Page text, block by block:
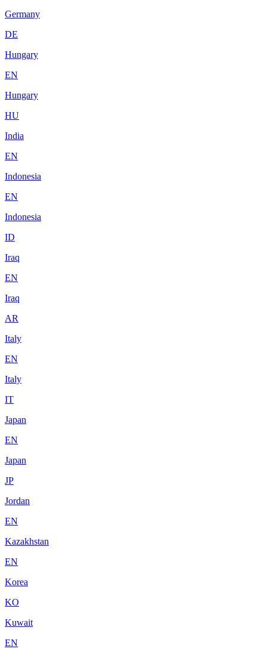
Germany
DE
Hungary
EN
Hungary
HU
India
EN
Indonesia
EN
Indonesia
ID
Iraq
EN
Iraq
AR
Italy
EN
Italy
IT
Japan
EN
Japan
JP
Jordan
EN
Kazakhstan
EN
Korea
KO
Kuwait
EN